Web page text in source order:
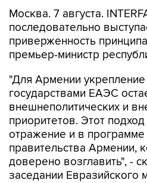
Москва. 7 августа.
последовательно
приверженность
премьер-министр
"Для Армении укрепление
государствами ЕАЭС
внешнеполитических и
приоритетов. Этот
отражение и в программе
правительства Армении,
доверено возглавить", -
заседании Евразийского